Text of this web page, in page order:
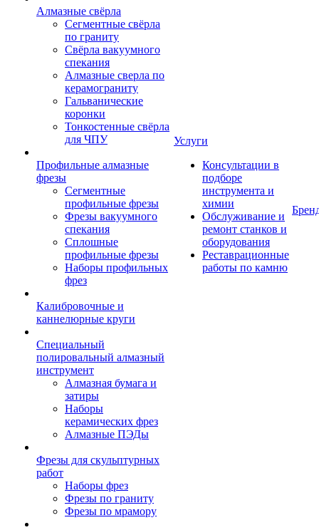
Алмазные свёрла
Сегментные свёрла
по граниту
Свёрла вакуумного
спекания
Алмазные сверла по
керамограниту
Гальванические
коронки
Тонкостенные свёрла
для ЧПУ
Профильные алмазные
фрезы
Сегментные
профильные фрезы
Фрезы вакуумного
спекания
Сплошные
профильные фрезы
Наборы профильных
фрез
Калибровочные и
каннелюрные круги
Специальный
полировальный алмазный
инструмент
Алмазная бумага и
затиры
Наборы
керамических фрез
Алмазные ПЭДы
Фрезы для скульптурных
работ
Наборы фрез
Фрезы по граниту
Фрезы по мрамору
Услуги
Консультации в
подборе
инструмента и
химии
Обслуживание и
ремонт станков и
оборудования
Реставрационные
работы по камню